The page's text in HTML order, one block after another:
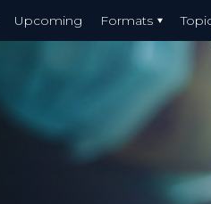
Upcoming Formats